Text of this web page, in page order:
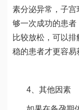
素分泌异常，子
够一次成功的患
比较放松，可以
稳的患者才更容易
4、其他因素